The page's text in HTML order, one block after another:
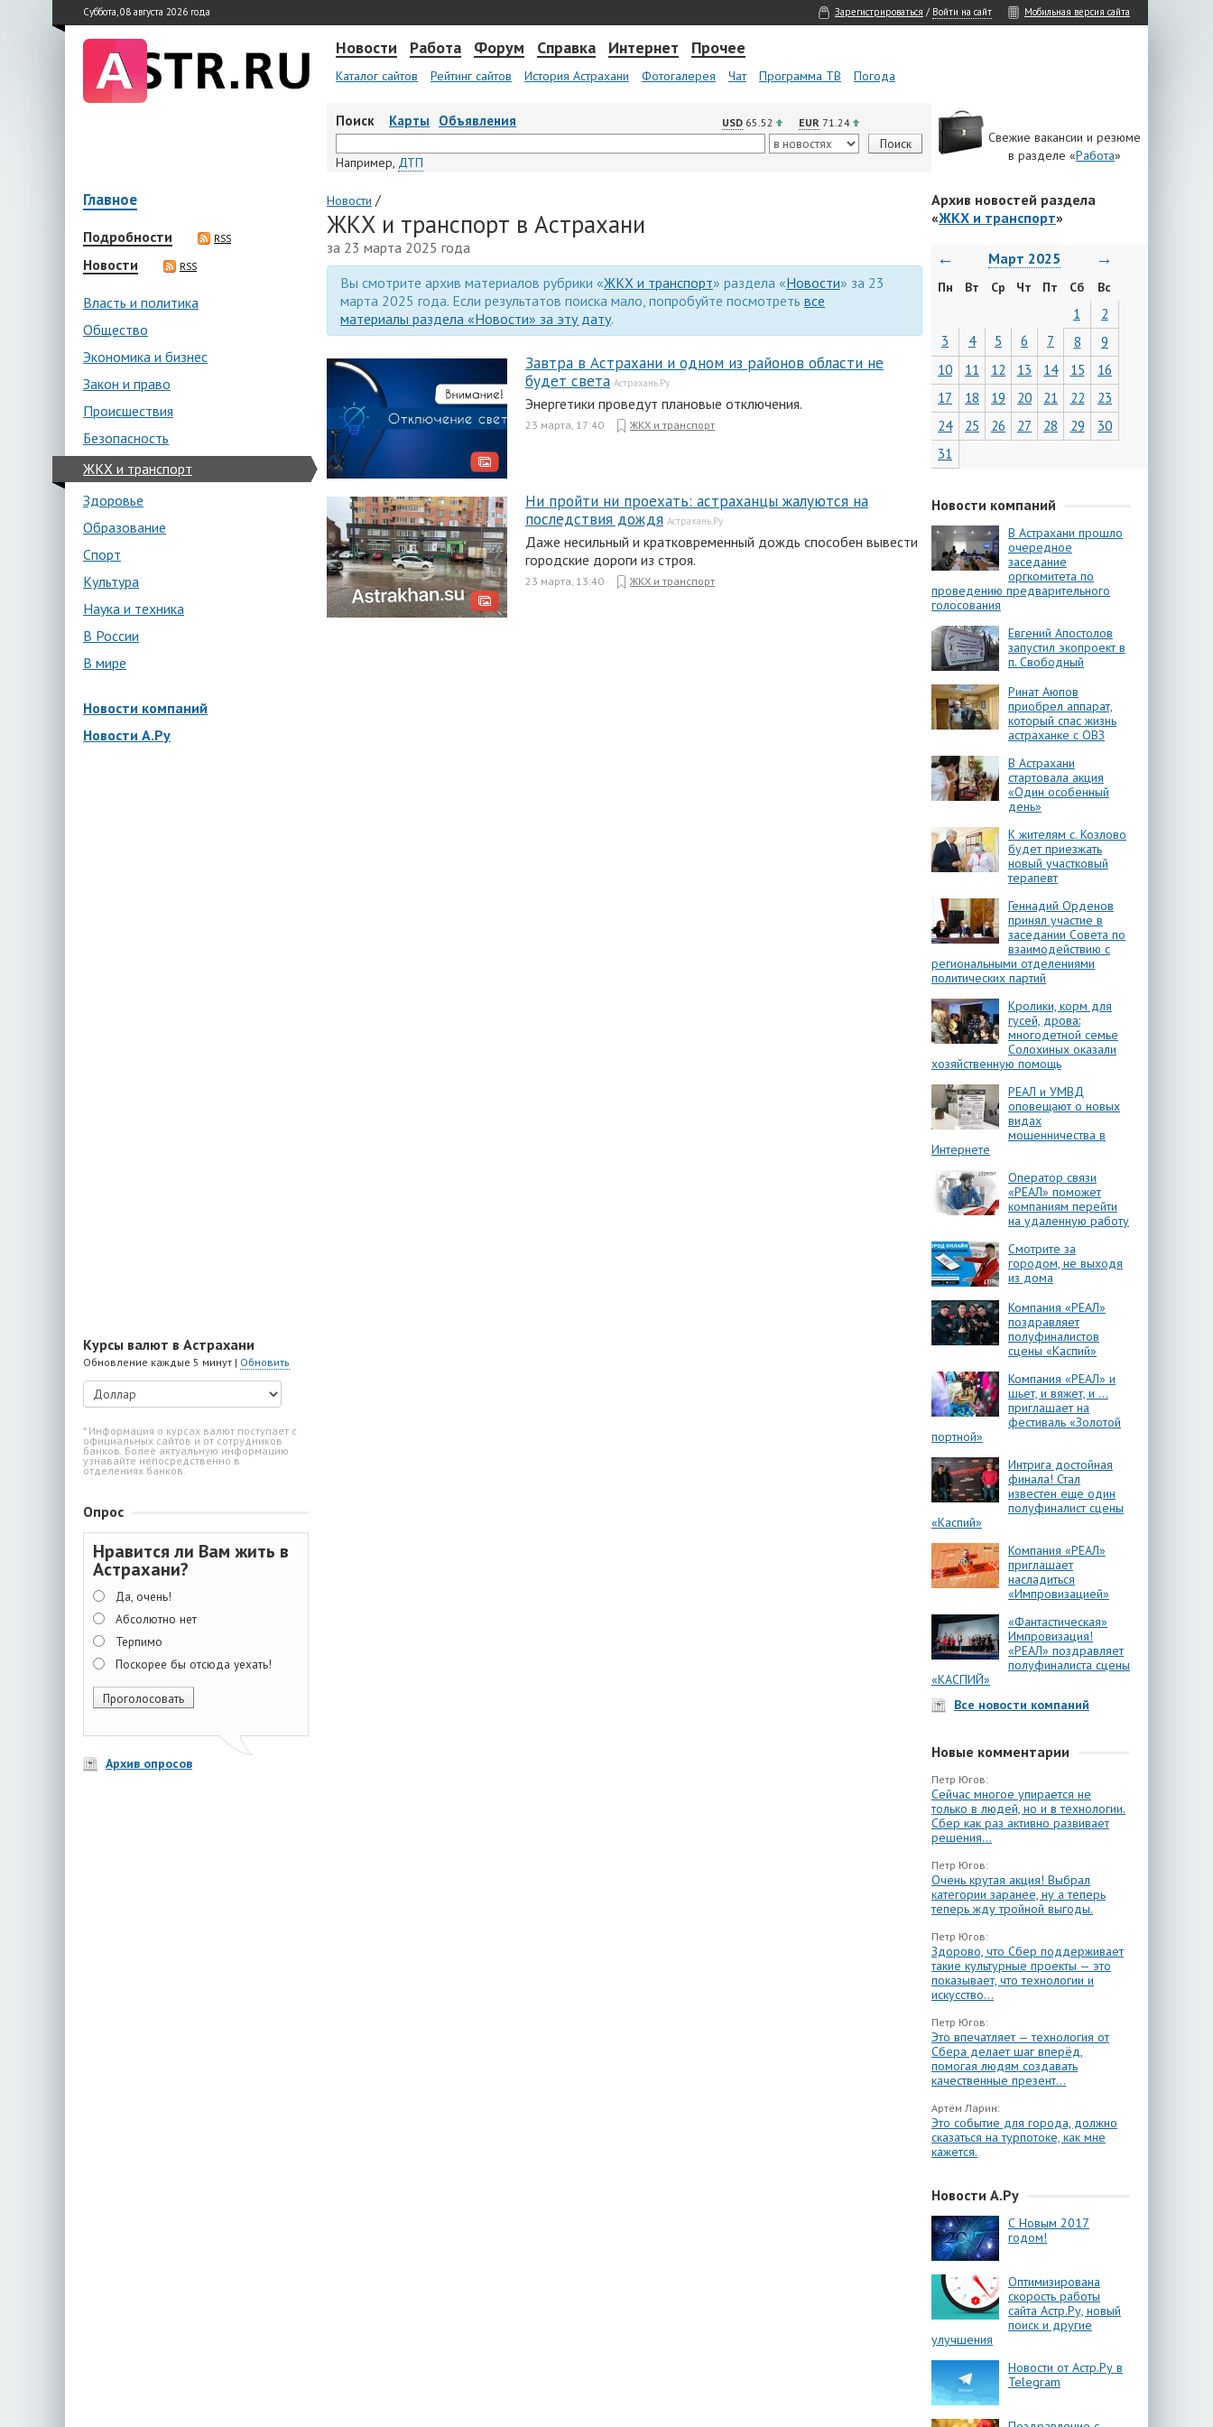
Суббота, 08 августа 2026 года Зарегистрироваться / Войти на сайт Мобильная версия сайта
Новости Работа Форум Справка Интернет Прочее
Каталог сайтов Рейтинг сайтов История Астрахани Фотогалерея Чат Программа ТВ Погода
Поиск Карты Объявления USD 65.52 EUR 71.24
Например, ДТП
Свежие вакансии и резюме
в разделе «Работа»
Главное
Подробности RSS
Новости RSS
Власть и политика
Общество
Экономика и бизнес
Закон и право
Происшествия
Безопасность
ЖКХ и транспорт
Здоровье
Образование
Спорт
Культура
Наука и техника
В России
В мире
Новости компаний
Новости А.Ру
Курсы валют в Астрахани
Обновление каждые 5 минут | Обновить
* Информация о курсах валют поступает с
официальных сайтов и от сотрудников
банков. Более актуальную информацию
узнавайте непосредственно в
отделениях банков.
Опрос
Нравится ли Вам жить в
Астрахани?
Да, очень!
Абсолютно нет
Терпимо
Поскорее бы отсюда уехать!
Архив опросов
Новости /
ЖКХ и транспорт в Астрахани
за 23 марта 2025 года
Вы смотрите архив материалов рубрики «ЖКХ и транспорт» раздела «Новости» за 23
марта 2025 года. Если результатов поиска мало, попробуйте посмотреть все
материалы раздела «Новости» за эту дату.
Завтра в Астрахани и одном из районов области не
будет света Астрахань.Ру
Энергетики проведут плановые отключения.
23 марта, 17:40 ЖКХ и транспорт
Ни пройти ни проехать: астраханцы жалуются на
последствия дождя Астрахань.Ру
Даже несильный и кратковременный дождь способен вывести
городские дороги из строя.
23 марта, 13:40 ЖКХ и транспорт
Архив новостей раздела
«ЖКХ и транспорт»
← Март 2025 →
Пн Вт Ср Чт Пт Сб Вс
1
2
3
4 5 6 7 8
9
10
11 12 13 14 15
16
17
18 19 20 21 22
23
24
25 26 27 28 29
30
31
Новости компаний
В Астрахани прошло
очередное
заседание
оргкомитета по
проведению предварительного
голосования
Евгений Апостолов
запустил экопроект в
п. Свободный
Ринат Аюпов
приобрел аппарат,
который спас жизнь
астраханке с ОВЗ
В Астрахани
стартовала акция
«Один особенный
день»
К жителям с. Козлово
будет приезжать
новый участковый
терапевт
Геннадий Орденов
принял участие в
заседании Совета по
взаимодействию с
региональными отделениями
политических партий
Кролики, корм для
гусей, дрова:
многодетной семье
Солохиных оказали
хозяйственную помощь
РЕАЛ и УМВД
оповещают о новых
видах
мошенничества в
Интернете
Оператор связи
«РЕАЛ» поможет
компаниям перейти
на удаленную работу
Смотрите за
городом, не выходя
из дома
Компания «РЕАЛ»
поздравляет
полуфиналистов
сцены «Каспий»
Компания «РЕАЛ» и
шьет, и вяжет, и …
приглашает на
фестиваль «Золотой
портной»
Интрига достойная
финала! Стал
известен еще один
полуфиналист сцены
«Каспий»
Компания «РЕАЛ»
приглашает
насладиться
«Импровизацией»
«Фантастическая»
Импровизация!
«РЕАЛ» поздравляет
полуфиналиста сцены
«КАСПИЙ»
Все новости компаний
Новые комментарии
Петр Югов:
Сейчас многое упирается не
только в людей, но и в технологии.
Сбер как раз активно развивает
решения...
Петр Югов:
Очень крутая акция! Выбрал
категории заранее, ну а теперь
теперь жду тройной выгоды.
Петр Югов:
Здорово, что Сбер поддерживает
такие культурные проекты — это
показывает, что технологии и
искусство...
Петр Югов:
Это впечатляет — технология от
Сбера делает шаг вперёд,
помогая людям создавать
качественные презент...
Артём Ларин:
Это событие для города, должно
сказаться на турпотоке, как мне
кажется.
Новости А.Ру
С Новым 2017
годом!
Оптимизирована
скорость работы
сайта Астр.Ру, новый
поиск и другие
улучшения
Новости от Астр.Ру в
Telegram